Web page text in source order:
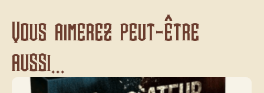
Vous aimerez peut-être
aussi...